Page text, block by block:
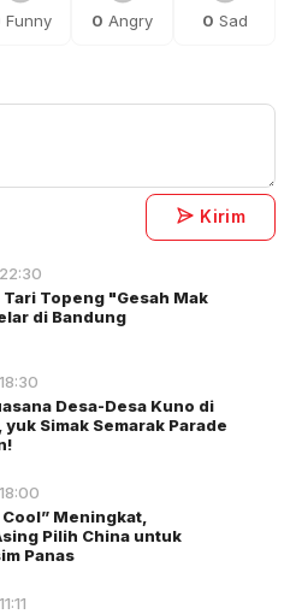
Funny 0 Angry 0 Sad
Kirim
Topeng "Gesah Mak
di Bandung
Desa-Desa Kuno di
yuk Simak Semarak Parade
Meningkat,
Pilih China untuk
Panas